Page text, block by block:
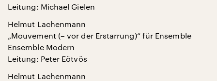
Leitung: Michael Gielen
Helmut Lachenmann
„Mouvement (– vor der Erstarrung)“ für Ensemble
Ensemble Modern
Leitung: Peter Eötvös
Helmut Lachenmann